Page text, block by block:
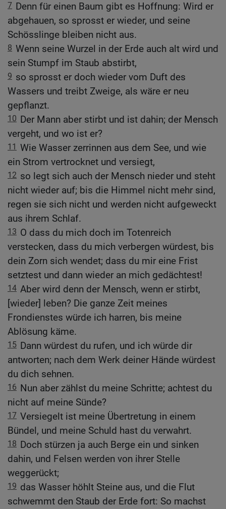
7 Denn für einen Baum gibt es Hoffnung: Wird er
abgehauen, so sprosst er wieder, und seine
Schösslinge bleiben nicht aus.
8 Wenn seine Wurzel in der Erde auch alt wird und
sein Stumpf im Staub abstirbt,
9 so sprosst er doch wieder vom Duft des
Wassers und treibt Zweige, als wäre er neu
gepflanzt.
10 Der Mann aber stirbt und ist dahin; der Mensch
vergeht, und wo ist er?
11 Wie Wasser zerrinnen aus dem See, und wie
ein Strom vertrocknet und versiegt,
12 so legt sich auch der Mensch nieder und steht
nicht wieder auf; bis die Himmel nicht mehr sind,
regen sie sich nicht und werden nicht aufgeweckt
aus ihrem Schlaf.
13 O dass du mich doch im Totenreich
verstecken, dass du mich verbergen würdest, bis
dein Zorn sich wendet; dass du mir eine Frist
setztest und dann wieder an mich gedächtest!
14 Aber wird denn der Mensch, wenn er stirbt,
[wieder] leben? Die ganze Zeit meines
Frondienstes würde ich harren, bis meine
Ablösung käme.
15 Dann würdest du rufen, und ich würde dir
antworten; nach dem Werk deiner Hände würdest
du dich sehnen.
16 Nun aber zählst du meine Schritte; achtest du
nicht auf meine Sünde?
17 Versiegelt ist meine Übertretung in einem
Bündel, und meine Schuld hast du verwahrt.
18 Doch stürzen ja auch Berge ein und sinken
dahin, und Felsen werden von ihrer Stelle
weggerückt;
19 das Wasser höhlt Steine aus, und die Flut
schwemmt den Staub der Erde fort: So machst